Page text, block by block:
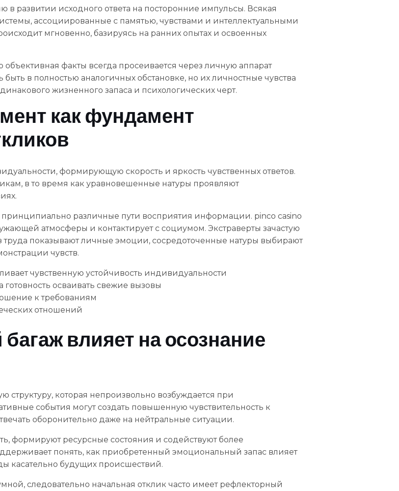
развитии исходного ответа на посторонние импульсы. Всякая
ассоциированные с памятью, чувствами и интеллектуальными
мгновенно, базируясь на ранних опытах и освоенных
объективная факты всегда просеивается через личную аппарат
в полностью аналогичных обстановке, но их личностные чувства
жизненного запаса и психологических черт.
как фундамент
формирующую скорость и яркость чувственных ответов.
в то время как уравновешенные натуры проявляют
различные пути восприятия информации. pinco casino
атмосферы и контактирует с социумом. Экстраверты зачастую
показывают личные эмоции, сосредоточенные натуры выбирают
чувств.
чувственную устойчивость индивидуальности
осваивать свежие вызовы
к требованиям
отношений
влияет на осознание
которая непроизвольно возбуждается при
события могут создать повышенную чувствительность к
оборонительно даже на нейтральные ситуации.
формируют ресурсные состояния и содействуют более
понять, как приобретенный эмоциональный запас влияет
касательно будущих происшествий.
следовательно начальная отклик часто имеет рефлекторный